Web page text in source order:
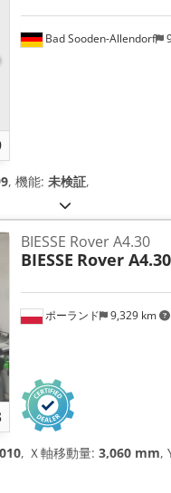
Bad Sooden-Allendorf
, 機能: 未検証,
ポーランド 9,329 km
BIESSE Rover A4.30
BIESSE Rover A4.30
, Ｘ軸移動量: 3,060 mm,